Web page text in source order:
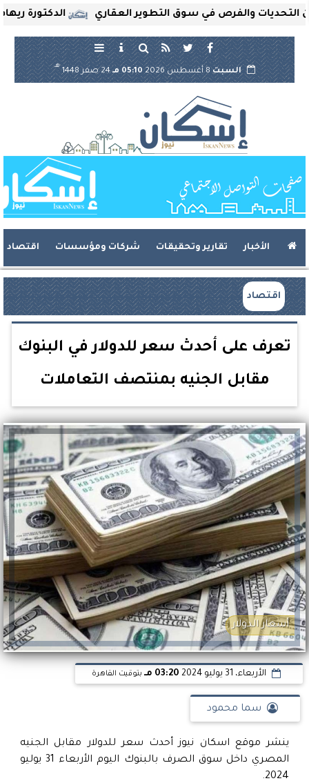
الدكتورة ريهام والفرص في سوق التطوير العقاري
السبت8 أغسطس 2026 05:10 مـ 24 صفر 1448
هـ
الأخبار تقارير وتحقيقات شركات ومؤسسات اقتصاد
اقتصاد
تعرف على أحدث سعر للدولار في البنوك
مقابل الجنيه بمنتصف التعاملات
أسعار الدولار
الأربعاء، 31 يوليو 2024 03:20 مـ بتوقيت القاهرة
سما محمود
ينشر موقع اسكان نيوز أحدث سعر للدولار مقابل الجنيه
المصري داخل سوق الصرف بالبنوك اليوم الأربعاء 31 يوليو
2024.